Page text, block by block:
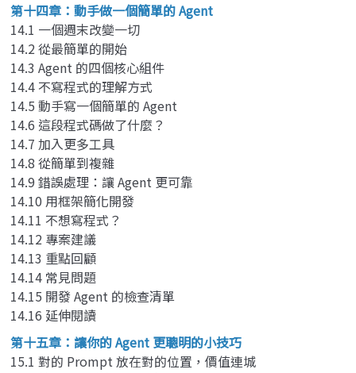
第十四章：動手做一個簡單的 Agent
14.1 一個週末改變一切
14.2 從最簡單的開始
14.3 Agent 的四個核心組件
14.4 不寫程式的理解方式
14.5 動手寫一個簡單的 Agent
14.6 這段程式碼做了什麼？
14.7 加入更多工具
14.8 從簡單到複雜
14.9 錯誤處理：讓 Agent 更可靠
14.10 用框架簡化開發
14.11 不想寫程式？
14.12 專案建議
14.13 重點回顧
14.14 常見問題
14.15 開發 Agent 的檢查清單
14.16 延伸閱讀
第十五章：讓你的 Agent 更聰明的小技巧
15.1 對的 Prompt 放在對的位置，價值連城